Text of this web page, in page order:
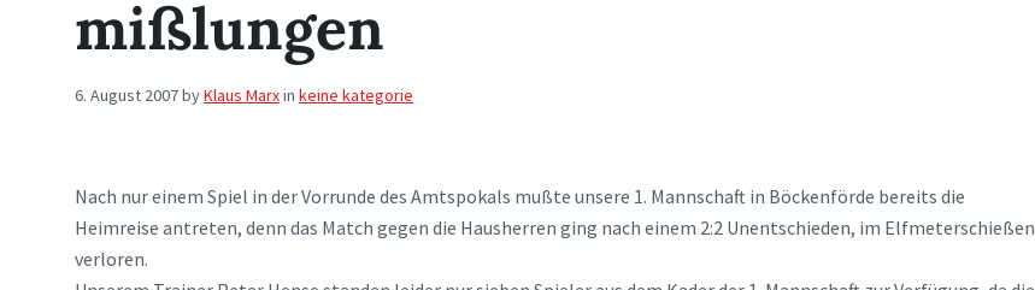
mißlungen
6. August 2007byKlaus Marxin keine kategorie
Nach nur einem Spiel in der Vorrunde des Amtspokals mußte unsere 1. Mannschaft in Böckenförde bereits die
Heimreise antreten, denn das Match gegen die Hausherren ging nach einem 2:2 Unentschieden, im Elfmeterschießen
verloren.